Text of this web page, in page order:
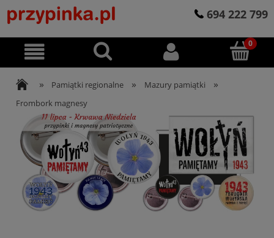
694 222 799
» Pamiątki regionalne » Mazury pamiątki »
Frombork magnesy